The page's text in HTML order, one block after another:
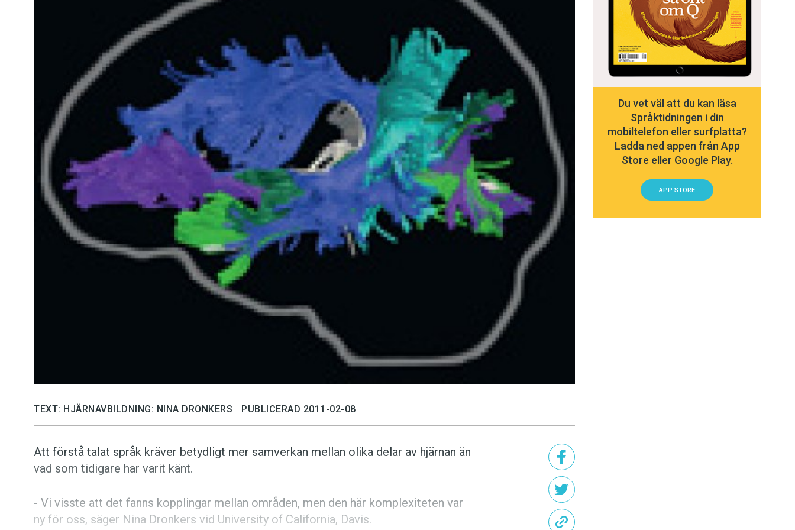
Podden
Anmäl till språkpolisen
Föreslå nyord
Annonsera
Prenumerera
Läs Språktidningen digitalt
Press
TEXT: HJÄRNAVBILDNING: NINA DRONKERS PUBLICERAD 2011-02-08
Att förstå talat språk kräver betydligt mer samverkan mellan olika delar av hjärnan än
vad som tidigare har varit känt.
- Vi visste att det fanns kopplingar mellan områden, men den här komplexiteten var
ny för oss, säger Nina Dronkers vid University of California, Davis.
Du vet väl att du kan läsa
Språktidningen i din
mobiltelefon eller surfplatta?
Ladda ned appen från App
Store eller Google Play.
APP STORE